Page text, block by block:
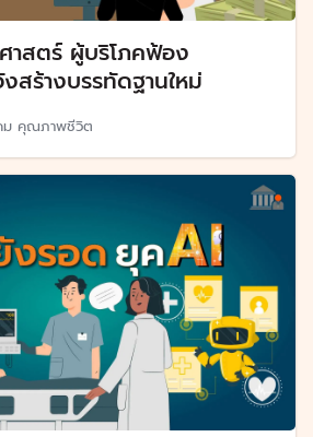
าสตร์ ผู้บริโภคฟ้อง
ร้างบรรทัดฐานใหม่
ม คุณภาพชีวิต